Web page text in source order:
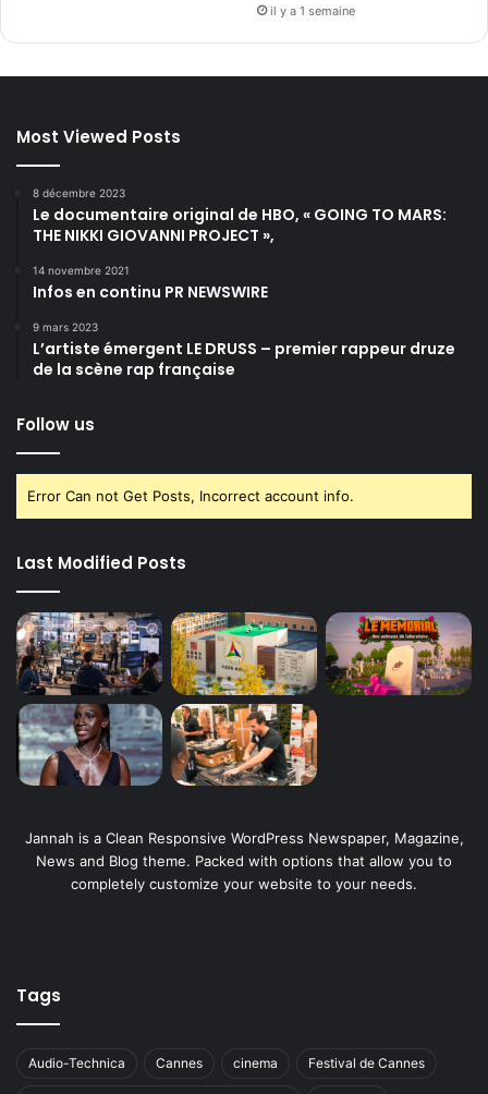
il y a 1 semaine
Most Viewed Posts
8 décembre 2023
Le documentaire original de HBO, « GOING TO MARS:
THE NIKKI GIOVANNI PROJECT »,
14 novembre 2021
Infos en continu PR NEWSWIRE
9 mars 2023
L’artiste émergent LE DRUSS – premier rappeur druze
de la scène rap française
Follow us
Error Can not Get Posts, Incorrect account info.
Last Modified Posts
Jannah is a Clean Responsive WordPress Newspaper, Magazine,
News and Blog theme. Packed with options that allow you to
completely customize your website to your needs.
Tags
Audio-Technica Cannes cinema Festival de Cannes